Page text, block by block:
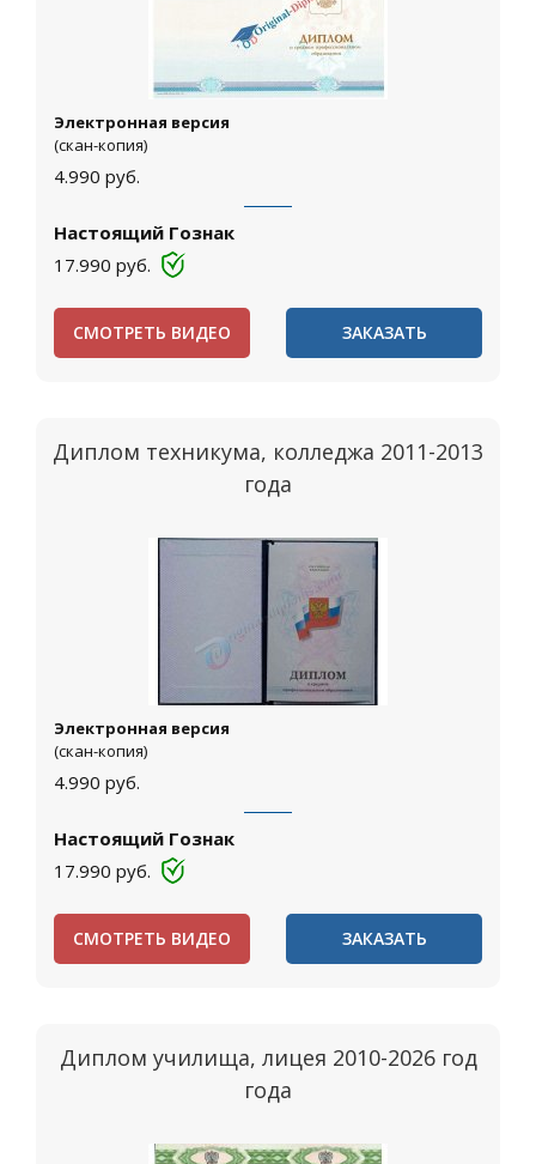
Электронная версия
(скан-копия)
4.990 руб.
Настоящий Гознак
17.990 руб.
СМОТРЕТЬ ВИДЕО ЗАКАЗАТЬ
Диплом техникума, колледжа 2011-2013
года
Электронная версия
(скан-копия)
4.990 руб.
Настоящий Гознак
17.990 руб.
СМОТРЕТЬ ВИДЕО ЗАКАЗАТЬ
Диплом училища, лицея 2010-2026 год
года